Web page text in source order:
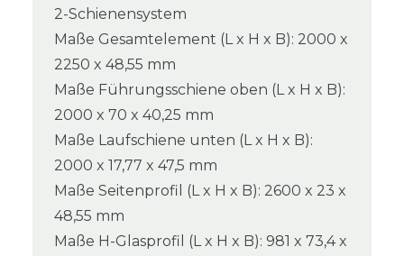
2-Schienensystem
Maße Gesamtelement (L x H x B): 2000 x
2250 x 48,55 mm
Maße Führungsschiene oben (L x H x B):
2000 x 70 x 40,25 mm
Maße Laufschiene unten (L x H x B):
2000 x 17,77 x 47,5 mm
Maße Seitenprofil (L x H x B): 2600 x 23 x
48,55 mm
Maße H-Glasprofil (L x H x B): 981 x 73,4 x